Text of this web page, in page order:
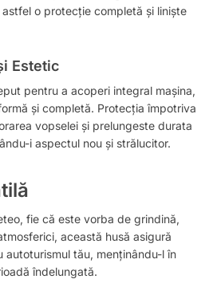
o protecție completă și liniște
Estetic
pentru a acoperi integral mașina,
și completă. Protecția împotriva
vopselei și prelungeste durata
i aspectul nou și strălucitor.
fie că este vorba de grindină,
această husă asigură
tău, menținându-l în
îndelungată.